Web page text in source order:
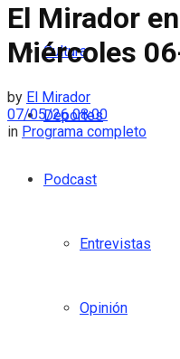
Cultura
Deportes
Podcast
Entrevistas
Opinión
El Mirador
Miércoles
by El Mirador
07/05/26 08:00
in Programa completo